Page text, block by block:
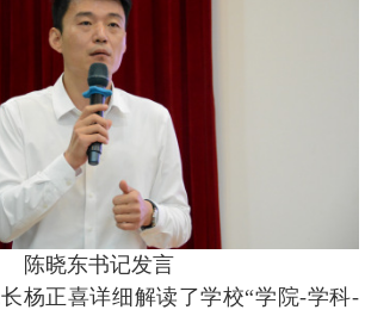
陈晓东书记发言
杨正喜详细解读了学校“学院-学科-